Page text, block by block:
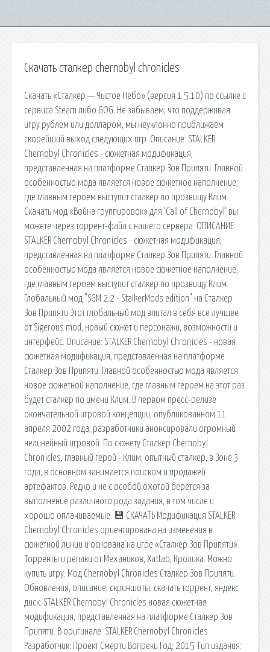
Скачать сталкер chernobyl chronicles
Скачать «Сталкер — Чистое Небо» (версия 1.5.10) по ссылке с
сервиса Steam либо GOG. Не забываем, что поддерживая
игру рублём или долларом, мы неуклонно приближаем
скорейший выход следующих игр. Описание: STALKER
Chernobyl Chronicles - сюжетная модификация,
представленная на платформе Сталкер Зов Припяти. Главной
особенностью мода является новое сюжетное наполнение,
где главным героем выступит сталкер по прозвищу Клим.
Скачать мод «Война группировок» для ‘Call of Chernobyl‘ вы
можете через торрент-файл с нашего сервера. ОПИСАНИЕ:
STALKER Chernobyl Chronicles - сюжетная модификация,
представленная на платформе Сталкер Зов Припяти. Главной
особенностью мода является новое сюжетное наполнение,
где главным героем выступит сталкер по прозвищу Клим.
Глобальный мод "SGM 2.2 - StalkerMods edition" на Сталкер
Зов Припяти Этот глобальный мод впитал в себя все лучшее
от Sigerous mod, новый сюжет и персонажи, возможности и
интерфейс. Описание: STALKER Chernobyl Chronicles - новая
сюжетная модификация, представленная на платформе
Сталкер Зов Припяти. Главной особенностью мода является
новое сюжетной наполнение, где главным героем на этот раз
будет сталкер по имени Клим. В первом пресс-релизе
окончательной игровой концепции, опубликованном 11
апреля 2002 года, разработчики анонсировали огромный
нелинейный игровой. По сюжету Сталкер Chernobyl
Chronicles, главный герой - Клим, опытный сталкер, в Зоне 3
года, в основном занимается поиском и продажей
артефактов. Редко и не с особой охотой берется за
выполнение различного рода задания, в том числе и
хорошо оплачиваемые. 💾 СКАЧАТЬ Модификация STALKER
Chernobyl Chronicles ориентирована на изменения в
сюжетной линии и основана на игре «Сталкер Зов Припяти».
Торренты и репаки от Механиков, Xattab, Кролика. Можно
купить игру. Мод Chernobyl Chronicles Сталкер Зов Припяти.
Обновления, описание, скриншоты, скачать торрент, яндекс
диск. STALKER Chernobyl Chronicles новая сюжетная
модификация, представленная на платформе Сталкер Зов
Припяти. В оригинале: STALKER Chernobyl Chronicles
Разработчик: Проект Смерти Вопреки Год: 2015 Тип издания: